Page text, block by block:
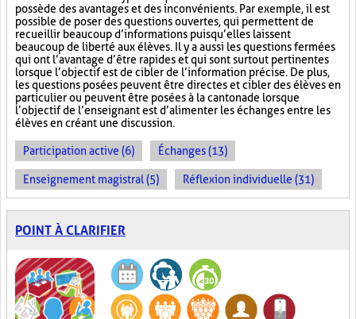
possède des avantages et des inconvénients. Par exemple, il est
possible de poser des questions ouvertes, qui permettent de
recueillir beaucoup d’informations puisqu’elles laissent
beaucoup de liberté aux élèves. Il y a aussi les questions fermées
qui ont l’avantage d’être rapides et qui sont surtout pertinentes
lorsque l’objectif est de cibler de l’information précise. De plus,
les questions posées peuvent être directes et cibler des élèves en
particulier ou peuvent être posées à la cantonade lorsque
l’objectif de l’enseignant est d’alimenter les échanges entre les
élèves en créant une discussion.
Participation active (6) Échanges (13)
Enseignement magistral (5) Réflexion individuelle (31)
POINT À CLARIFIER